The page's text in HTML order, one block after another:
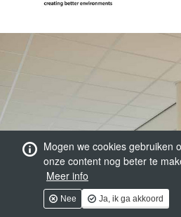
Mogen we cookies gebruiken
onze content nog beter te
Meer info
Nee Ja, ik ga akkoord